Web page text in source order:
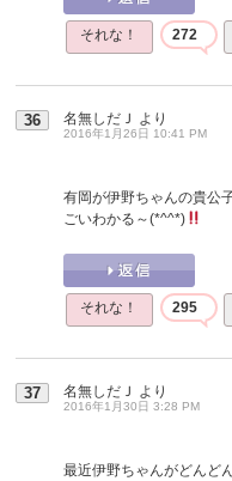
それな！ 272
36 名無しだＪ より
2016年1月26日 10:41 PM
有岡が伊野ちゃんの貴公
ごいわかる～(*^^*)
それな！ 295
37 名無しだＪ より
2016年1月30日 3:28 PM
最近伊野ちゃんがどんど